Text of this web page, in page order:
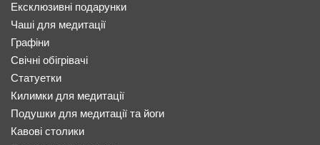
Ексклюзивні подарунки
Чаші для медитації
Графіни
Свічні обігрівачі
Статуетки
Килимки для медитації
Подушки для медитації та йоги
Кавові столики